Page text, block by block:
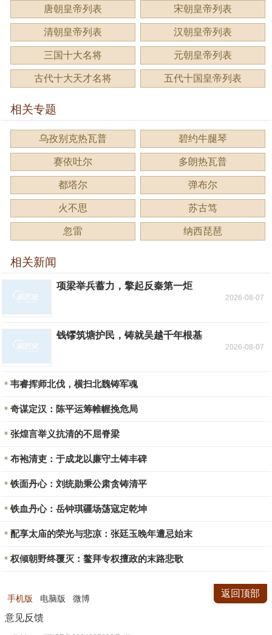
唐朝皇帝列表 宋朝皇帝列表
清朝皇帝列表 汉朝皇帝列表
三国十大名将 元朝皇帝列表
古代十大天才名将 五代十国皇帝列表
相关专题
乌孜别克热瓦普 碧约牛腿琴
赛依吐尔 多朗热瓦普
都塔尔 弹布尔
火不思 苏古笃
忽雷 纳西琵琶
相关新闻
项梁举兵蓄力，擎起反秦第一炬
2026-08-07
钱镠筑塘护民，铸就吴越千年根基
2026-08-07
韦睿挥师北伐，横扫北魏铸军魂
奇谋定汉：陈平运筹帷幄挽危局
张煌言举义抗清的不屈脊梁
布袍清吏：于成龙以廉守土铸丰碑
铁面丹心：刘统勋秉公肃贪铸清平
铁血丹心：岳钟琪疆场荡寇定乾坤
配享太庙的荣光与悲凉：张廷玉晚年遭忌始末
权倾朝野终覆灭：鳌拜专权擅政的末路悲歌
手机版 电脑版 微博
意见反馈
返回顶部